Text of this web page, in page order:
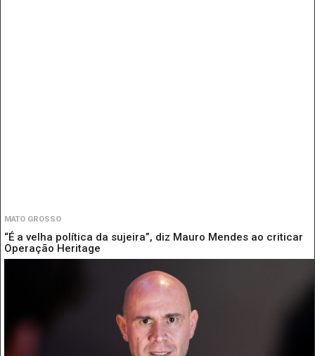
MATO GROSSO
“É a velha política da sujeira”, diz Mauro Mendes ao criticar
Operação Heritage